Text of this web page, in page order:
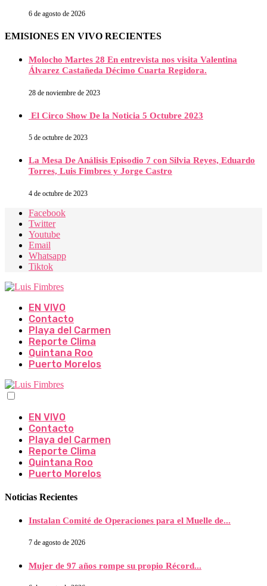
6 de agosto de 2026
EMISIONES EN VIVO RECIENTES
Molocho Martes 28 En entrevista nos visita Valentina
Álvarez Castañeda Décimo Cuarta Regidora.
28 de noviembre de 2023
El Circo Show De la Noticia 5 Octubre 2023
5 de octubre de 2023
La Mesa De Análisis Episodio 7 con Silvia Reyes, Eduardo
Torres, Luis Fimbres y Jorge Castro
4 de octubre de 2023
Facebook
Twitter
Youtube
Email
Whatsapp
Tiktok
EN VIVO
Contacto
Playa del Carmen
Reporte Clima
Quintana Roo
Puerto Morelos
EN VIVO
Contacto
Playa del Carmen
Reporte Clima
Quintana Roo
Puerto Morelos
Noticias Recientes
Instalan Comité de Operaciones para el Muelle de...
7 de agosto de 2026
Mujer de 97 años rompe su propio Récord...